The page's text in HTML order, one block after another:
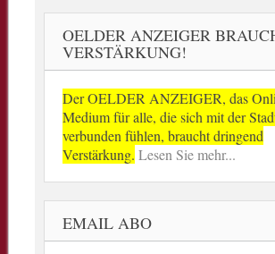
OELDER ANZEIGER
VERSTÄRKUNG!
Der OELDER ANZEIGER, das
Medium für alle, die sich mit der
verbunden fühlen, braucht dringend
Verstärkung. Lesen Sie mehr...
EMAIL ABO